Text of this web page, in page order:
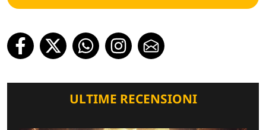
ULTIME RECENSIONI